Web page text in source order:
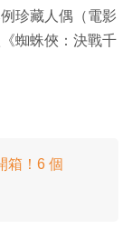
珍藏人偶（電影
蜘蛛俠：決戰千
箱！6 個